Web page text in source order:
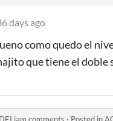
days ago
como quedo el
que tiene el doble
jam comments · Posted in